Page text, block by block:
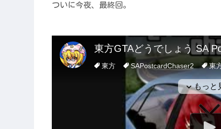
ついに今夜、最終回。